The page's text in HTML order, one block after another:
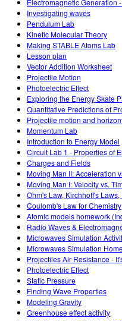
Electromagnetic Generation
Investigating waves
Pendulum Lab
Kinetic Molecular Theory
Making STABLE Atoms Lab
Lesson plan
Vector Addition Worksheet
Projectile Motion
Photoelectric Effect
Exploring the Energy Skate
Quantitative Predictions of
Projectile motion and
Momentum Lab
Introduction to Energy Model
Circuit Lab 1 - Properties of
Charges and Fields
Moving Man II: Acceleration
Moving Man I: Velocity vs.
Ohm's Law, Kirchhoff's
Coulomb's Law for Chemistry
Atomic models homework
Radio Waves &
Microwaves Simulation
Microwaves Simulation
Projectiles Air Resistance -
Photoelectric Effect
Static Pressure
Finding Wave Properties
Modeling Gravity
Greenhouse effect activity